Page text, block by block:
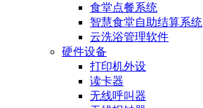
食堂点餐系统
智慧食堂自助结算系统
云洗浴管理软件
硬件设备
打印机外设
读卡器
无线呼叫器